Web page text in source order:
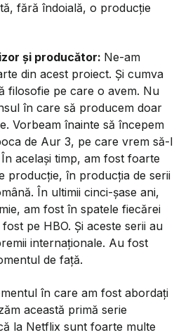
fără îndoială, o producție
și producător: Ne-am
din acest proiect. Și cumva
filosofie pe care o avem. Nu
în care să producem doar
Vorbeam înainte să începem
de Aur 3, pe care vrem să-l
același timp, am fost foarte
producție, în producția de serii
În ultimii cinci-șase ani,
am fost în spatele fiecărei
pe HBO. Și aceste serii au
internaționale. Au fost
de față.
în care am fost abordați
această primă serie
la Netflix sunt foarte multe